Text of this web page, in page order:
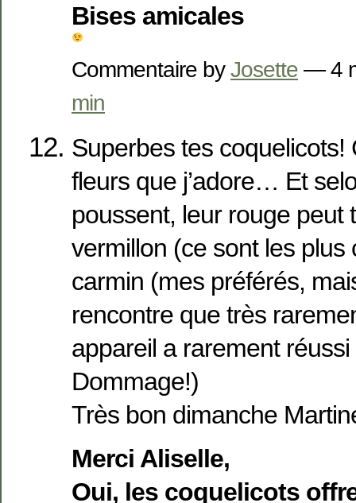
Bises amicales
Commentaire byJosette — 4
min
Superbes tes coquelicots!
fleurs que j’adore… Et
poussent, leur rouge peut
vermillon (ce sont les plus
carmin (mes préférés,
rencontre que très
appareil a rarement
Dommage!)
Très bon dimanche
Merci Aliselle,
Oui, les coquelicots